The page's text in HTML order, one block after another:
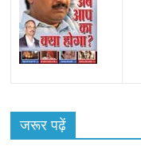
जरूर पढ़ें